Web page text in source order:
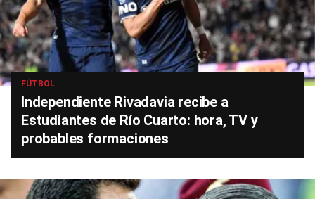
FÚTBOL
Independiente Rivadavia recibe a
Estudiantes de Río Cuarto: hora, TV y
probables formaciones